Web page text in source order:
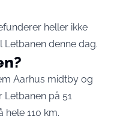
heller ikke
Letbanen denne dag.
Aarhus midtby og
Letbanen på 51
110 km.